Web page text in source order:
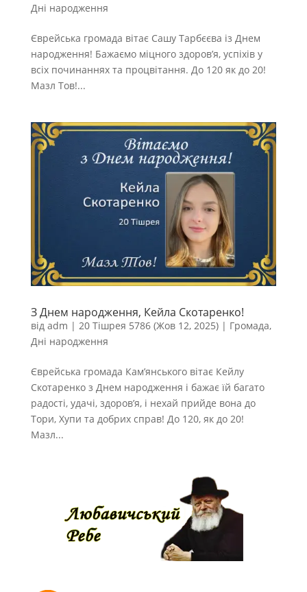
Дні народження
Єврейська громада вітає Сашу Тарбєєва із Днем
народження! Бажаємо міцного здоров’я, успіхів у
всіх починаннях та процвітання. До 120 як до 20!
Мазл Тов!...
З Днем народження, Кейла Скотаренко!
від adm | 20 Тішрея 5786 (Жов 12, 2025)| Громада,
Дні народження
Єврейська громада Кам’янського вітає Кейлу
Скотаренко з Днем народження і бажає їй багато
радості, удачі, здоров’я, і нехай прийде вона до
Тори, Хупи та добрих справ! До 120, як до 20!
Мазл...